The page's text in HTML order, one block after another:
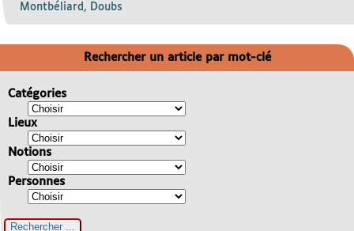
Montbéliard, Doubs
Rechercher un article par mot-clé
Catégories
Lieux
Notions
Personnes